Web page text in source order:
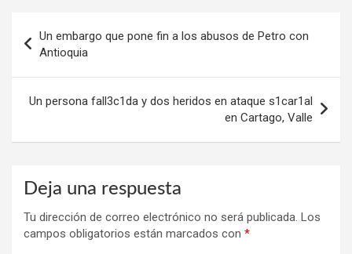
de
entradas
Un embargo que pone fin a los abusos de Petro con
Antioquia
Un persona fall3c1da y dos heridos en ataque s1car1al
en Cartago, Valle
Deja una respuesta
Tu dirección de correo electrónico no será publicada. Los
campos obligatorios están marcados con *